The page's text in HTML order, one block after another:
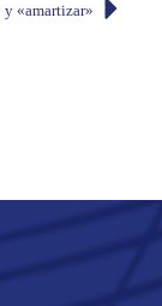
y «amartizar»